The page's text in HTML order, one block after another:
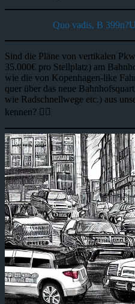
Quo vadis, B
Sind die Pläne von vertikalen
35.000€ pro Stellplatz) am
wie die von Kopenhagen-like
quer über das neue
wie Radschnellwege etc.) aus
kennen? 🤷‍♂️